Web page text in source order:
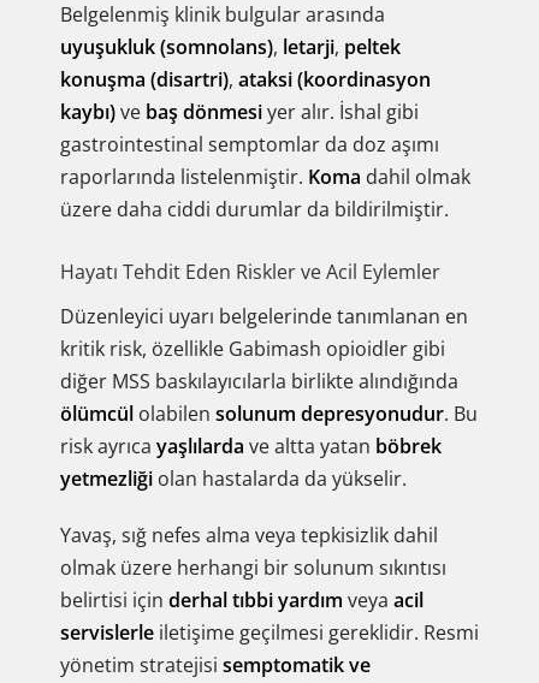
Belgelenmiş klinik bulgular arasında
uyuşukluk (somnolans), letarji, peltek
konuşma (disartri), ataksi (koordinasyon
kaybı)ve baş dönmesiyer alır. İshal gibi
gastrointestinal semptomlar da doz aşımı
raporlarında listelenmiştir. Koma dahil olmak
üzere daha ciddi durumlar da bildirilmiştir.
Hayatı Tehdit Eden Riskler ve Acil Eylemler
Düzenleyici uyarı belgelerinde tanımlanan en
kritik risk, özellikle Gabimash opioidler gibi
diğer MSS baskılayıcılarla birlikte alındığında
ölümcül olabilen solunum depresyonudur. Bu
risk ayrıca yaşlılarda ve altta yatan böbrek
yetmezliği olan hastalarda da yükselir.
Yavaş, sığ nefes alma veya tepkisizlik dahil
olmak üzere herhangi bir solunum sıkıntısı
belirtisi için derhal tıbbi yardım veya acil
servislerle iletişime geçilmesi gereklidir. Resmi
yönetim stratejisi semptomatik ve